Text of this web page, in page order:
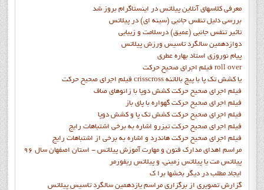
معرفی کلاسهای آنلاین پیلاتس در اینستاگرام بروز شد
بررسی دلیل تنفس جانبی (سینه ای) در پیلاتس
تاثیر تنفس جانبی (عمیق) درسلامت و زیبایی
دوازدهمين سالگرد تاسيس ورزش پيلاتس
پيام نوروزي استاد بهاره عطري
فيلم اجراي صحيح حرکت roll over
فيلم اجراي صحيح حركت crisscross يا كشش تك پا با پيچ بالاتنه
فيلم اجراي صحيح حرکت كشش دوپا با زانوهاي صاف
فيلم اجراي صحيح حرکت گهواره با پاي باز
فيلم اجراي صحيح حرکت کشش تک پا و کشش دوپا
فيلم اجراي صحيح حرکت تيزرو اشاره به برخي اشتباهات رايج
فيلم اجراي صحيح حرکت هاندرد و اشاره به برخي از اشتباهات رايج
مراسم اهدای مدارک فنون و مهارت آموزش پیلاتس - استان اصفهان سال 96
پیلاتس مت یا پیلاتس زمینی، و پیلاتس ریفورمر
ايجاد مطلب در ديگر بخشها برا ک
گزارش تصويري از برگزاري مراسم يازدهمين سالگرد تاسيس پيلاتس